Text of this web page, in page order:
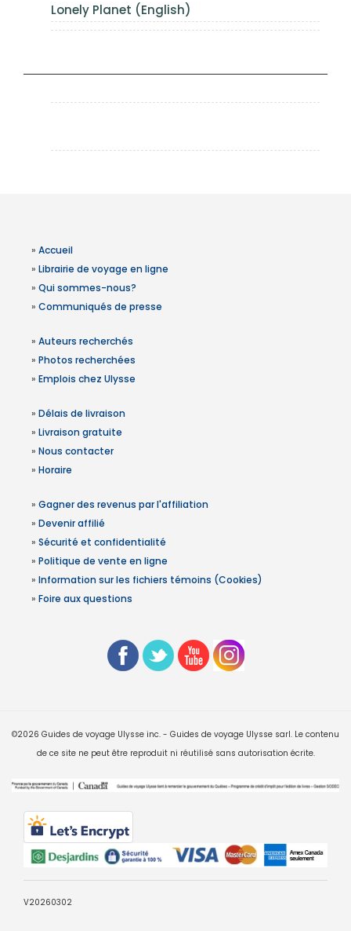
Lonely Planet (English)
» Accueil
» Librairie de voyage en ligne
» Qui sommes-nous?
» Communiqués de presse
» Auteurs recherchés
» Photos recherchées
» Emplois chez Ulysse
» Délais de livraison
» Livraison gratuite
» Nous contacter
» Horaire
» Gagner des revenus par l'affiliation
» Devenir affilié
» Sécurité et confidentialité
» Politique de vente en ligne
» Information sur les fichiers témoins (Cookies)
» Foire aux questions
©2026 Guides de voyage Ulysse inc. - Guides de voyage Ulysse sarl. Le contenu
de ce site ne peut être reproduit ni réutilisé sans autorisation écrite.
V20260302